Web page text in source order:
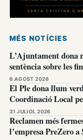
MÉS NOTÍCIES
L’Ajuntament dona
sentència sobre les
6 AGOST 2026
El Ple dona llum
Coordinació Local
31 JULIOL 2026
Reclamen més
l’empresa PreZero